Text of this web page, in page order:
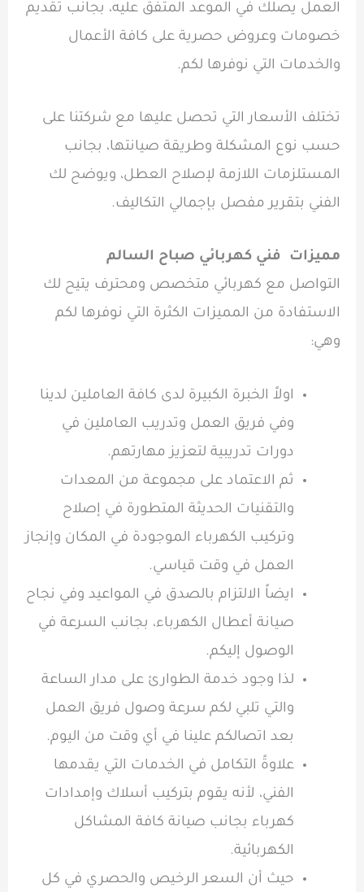
العمل يصلك في الموعد المتفق عليه، بجانب تقديم
خصومات وعروض حصرية على كافة الأعمال
والخدمات التي نوفرها لكم.
تختلف الأسعار التي تحصل عليها مع شركتنا على
حسب نوع المشكلة وطريقة صيانتها، بجانب
المستلزمات اللازمة لإصلاح العطل، ويوضح لك
الفني بتقرير مفصل بإجمالي التكاليف.
مميزات فني كهربائي صباح السالم
التواصل مع كهربائي متخصص ومحترف يتيح لك
الاستفادة من المميزات الكثرة التي نوفرها لكم
وهي:
اولاً الخبرة الكبيرة لدى كافة العاملين لدينا
وفي فريق العمل وتدريب العاملين في
دورات تدريبية لتعزيز مهارتهم.
ثم الاعتماد على مجموعة من المعدات
والتقنيات الحديثة المتطورة في إصلاح
وتركيب الكهرباء الموجودة في المكان وإنجاز
العمل في وقت قياسي.
ايضاً الالتزام بالصدق في المواعيد وفي نجاح
صيانة أعطال الكهرباء، بجانب السرعة في
الوصول إليكم.
لذا وجود خدمة الطوارئ على مدار الساعة
والتي تلبي لكم سرعة وصول فريق العمل
بعد اتصالكم علينا في أي وقت من اليوم.
علاوةً التكامل في الخدمات التي يقدمها
الفني، لأنه يقوم بتركيب أسلاك وإمدادات
كهرباء بجانب صيانة كافة المشاكل
الكهربائية.
حيث أن السعر الرخيص والحصري في كل